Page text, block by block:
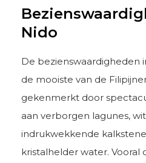
Nido
De bezienswaardigheden
de mooiste van de
gekenmerkt door
aan verborgen lagunes,
indrukwekkende
kristalhelder water.